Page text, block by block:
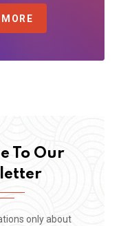
To Our
only about